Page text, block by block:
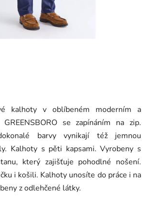
kalhoty v oblíbeném moderním a
se zapínáním na zip.
barvy vynikají též jemnou
Kalhoty s pěti kapsami. Vyrobeny s
který zajišťuje pohodlné nošení.
i košili. Kalhoty unosíte do práce i na
z odlehčené látky.